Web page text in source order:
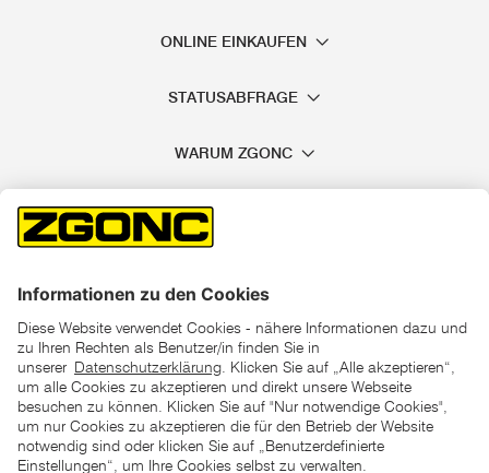
ONLINE EINKAUFEN
STATUSABFRAGE
WARUM ZGONC
*der "statt"-Preis ist der niedrigste von uns in den letzten 30
Tagen vor Beginn dieser Aktion verlangte Preis
unter den UVP Preisen auf dieser Website sind die